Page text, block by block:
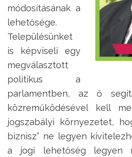
módosításának a
lehetősége.
Településünket
is képviseli egy
megválasztott
politikus a
parlamentben, az ő
közreműködésével kell
jogszabályi környezetet,
biznisz” ne legyen
a jogi lehetőség legyen